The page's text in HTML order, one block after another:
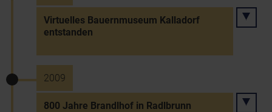
Virtuelles Bauernmuseum Kalladorf
entstanden
2009
800 Jahre Brandlhof in Radlbrunn